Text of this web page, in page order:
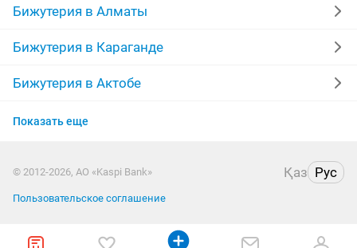
для бижутерии новые наборы
серь 925 серебро цепи
детские серьги украшен
бужитерия
Бижутерия в Алматы
Бижутерия в Караганде
Бижутерия в Актобе
Бижутерия в Актау
Бижутерия в Уральске
Показать еще
© 2012-2026, АО «Kaspi Bank» Қаз Рус
Пользовательское соглашение